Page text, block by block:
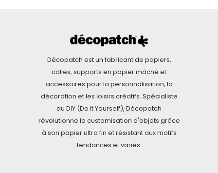
Décopatch est un fabricant de papiers,
colles, supports en papier mâché et
accessoires pour la personnalisation, la
décoration et les loisirs créatifs. Spécialiste
du DIY (Do it Yourself), Décopatch
révolutionne la customisation d'objets grâce
à son papier ultra fin et résistant aux motifs
tendances et variés.